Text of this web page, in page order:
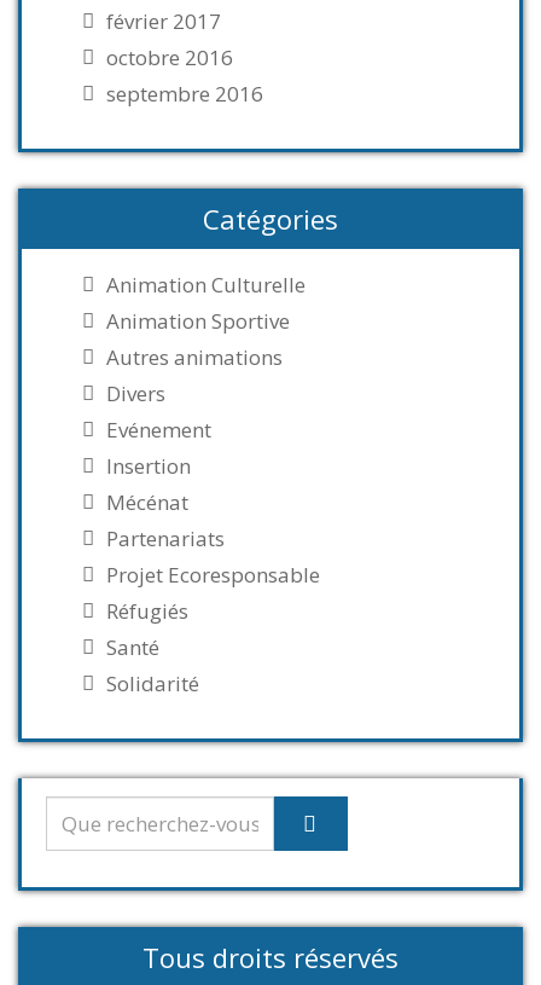
février 2017
octobre 2016
septembre 2016
Catégories
Animation Culturelle
Animation Sportive
Autres animations
Divers
Evénement
Insertion
Mécénat
Partenariats
Projet Ecoresponsable
Réfugiés
Santé
Solidarité
Tous droits réservés